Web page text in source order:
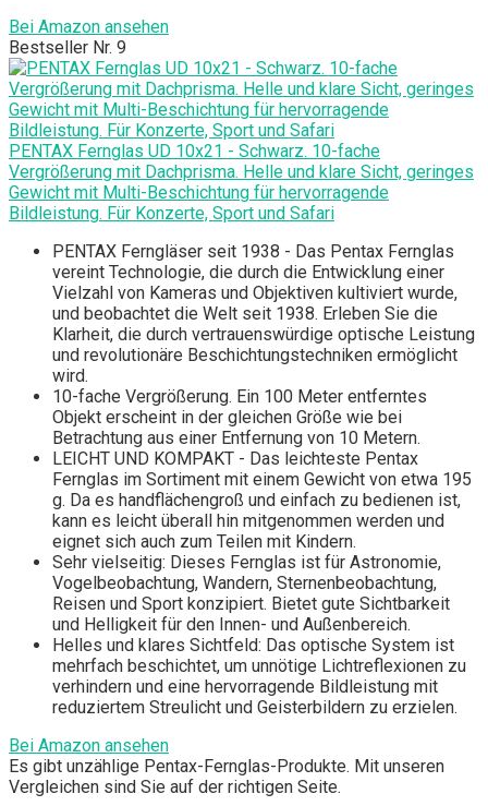
Bei Amazon ansehen
Bestseller Nr. 9
PENTAX Fernglas UD 10x21 - Schwarz. 10-fache
Vergrößerung mit Dachprisma. Helle und klare Sicht, geringes
Gewicht mit Multi-Beschichtung für hervorragende
Bildleistung. Für Konzerte, Sport und Safari
PENTAX Ferngläser seit 1938 - Das Pentax Fernglas
vereint Technologie, die durch die Entwicklung einer
Vielzahl von Kameras und Objektiven kultiviert wurde,
und beobachtet die Welt seit 1938. Erleben Sie die
Klarheit, die durch vertrauenswürdige optische Leistung
und revolutionäre Beschichtungstechniken ermöglicht
wird.
10-fache Vergrößerung. Ein 100 Meter entferntes
Objekt erscheint in der gleichen Größe wie bei
Betrachtung aus einer Entfernung von 10 Metern.
LEICHT UND KOMPAKT - Das leichteste Pentax
Fernglas im Sortiment mit einem Gewicht von etwa 195
g. Da es handflächengroß und einfach zu bedienen ist,
kann es leicht überall hin mitgenommen werden und
eignet sich auch zum Teilen mit Kindern.
Sehr vielseitig: Dieses Fernglas ist für Astronomie,
Vogelbeobachtung, Wandern, Sternenbeobachtung,
Reisen und Sport konzipiert. Bietet gute Sichtbarkeit
und Helligkeit für den Innen- und Außenbereich.
Helles und klares Sichtfeld: Das optische System ist
mehrfach beschichtet, um unnötige Lichtreflexionen zu
verhindern und eine hervorragende Bildleistung mit
reduziertem Streulicht und Geisterbildern zu erzielen.
Bei Amazon ansehen
Es gibt unzählige Pentax-Fernglas-Produkte. Mit unseren
Vergleichen sind Sie auf der richtigen Seite.